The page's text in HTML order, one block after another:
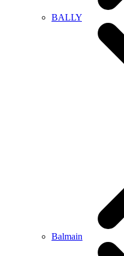
BALLY
Balmain